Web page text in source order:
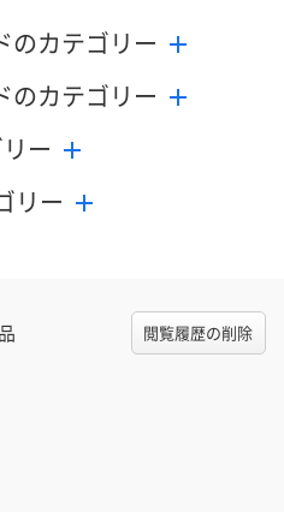
のカテゴリー
のカテゴリー
ー
リー
閲覧履歴の削除